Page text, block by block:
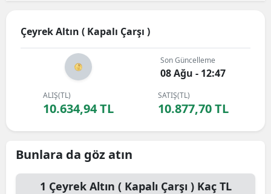
Çeyrek Altın ( Kapalı Çarşı )
Son Güncelleme
08 Ağu - 12:47
ALIŞ(TL)
10.634,94 TL
SATIŞ(TL)
10.877,70 TL
Bunlara da göz atın
1 Çeyrek Altın ( Kapalı Çarşı )Kaç TL